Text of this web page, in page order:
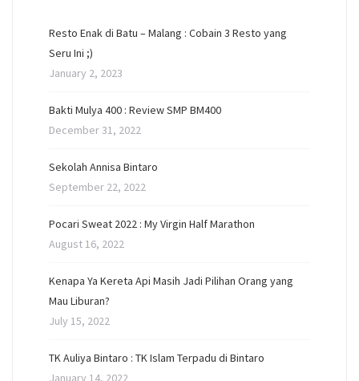
Resto Enak di Batu – Malang : Cobain 3 Resto yang
Seru Ini ;)
January 2, 2023
Bakti Mulya 400 : Review SMP BM400
December 31, 2022
Sekolah Annisa Bintaro
September 22, 2022
Pocari Sweat 2022 : My Virgin Half Marathon
August 16, 2022
Kenapa Ya Kereta Api Masih Jadi Pilihan Orang yang
Mau Liburan?
July 15, 2022
TK Auliya Bintaro : TK Islam Terpadu di Bintaro